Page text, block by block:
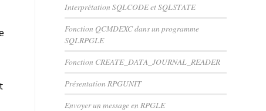
Interprétation SQLCODE et SQLSTATE
Fonction QCMDEXC dans un programme
SQLRPGLE
Fonction CREATE_DATA_JOURNAL_READER
Présentation RPGUNIT
Envoyer un message en RPGLE